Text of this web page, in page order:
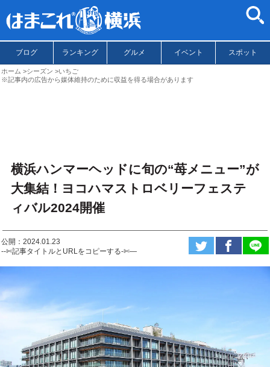
ブログ ランキング グルメ イベント スポット
ホーム シーズン
いちご
※記事内の広告から媒体維持のために収益を得る場合があります
横浜ハンマーヘッドに旬の“苺メニュー”が
大集結！ヨコハマストロベリーフェステ
ィバル2024開催
公開：2024.01.23
--✄記事タイトルとURLをコピーする-✄—